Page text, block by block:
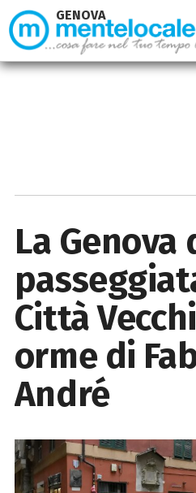
La Genova
Città
orme di
André
GENOVA